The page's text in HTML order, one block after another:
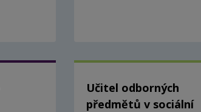
Učitel odborných
předmětů v sociální